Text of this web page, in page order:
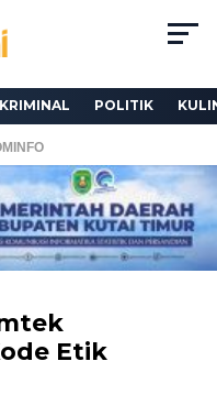
KRIMINAL POLITIK
Etik